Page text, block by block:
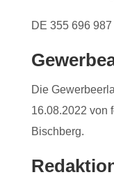
DE 355 696 987
Die
16.08.2022 von
Bischberg.